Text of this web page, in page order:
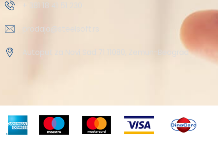
+ 381 18 41 51 230
prodaja@steelsoft.rs
Autoput za Novi Sad 71 11080, Zemun-Beograd